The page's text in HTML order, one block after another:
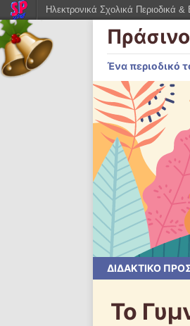
Ένα περιοδικό
ΔΙΔΑΚΤΙΚΟ
Το
Ηλεκτρονικά Σχολικά Περιοδικά &